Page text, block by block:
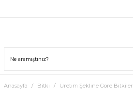
Anasayfa Bitki Üretim Şekline Göre Bitkiler